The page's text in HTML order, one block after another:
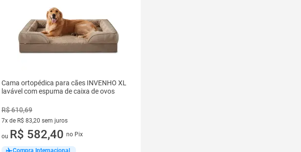
Cama ortopédica para cães INVENHO XL
lavável com espuma de caixa de ovos
R$ 610,69
7x de R$ 83,20 sem juros
7 vez de R$ 83,20 sem juros
ou R$ 582,40 no Pix
Compra Internacional